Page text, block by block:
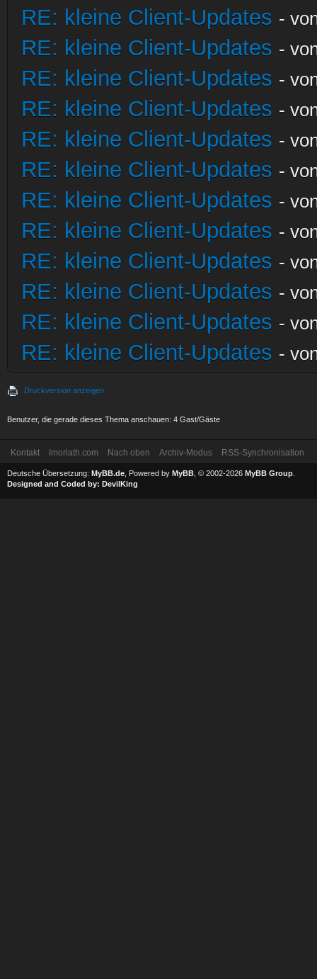
RE: kleine Client-Updates -
RE: kleine Client-Updates -
RE: kleine Client-Updates -
RE: kleine Client-Updates -
RE: kleine Client-Updates -
RE: kleine Client-Updates -
RE: kleine Client-Updates -
RE: kleine Client-Updates -
RE: kleine Client-Updates -
RE: kleine Client-Updates -
RE: kleine Client-Updates -
RE: kleine Client-Updates -
Druckversion anzeigen
Benutzer, die gerade dieses Thema anschauen: 4 Gast/Gäste
Kontakt Imoriath.com Nach oben Archiv-Modus RSS-Synchronisation
Deutsche Übersetzung: MyBB.de , Powered by MyBB , © 2002-2026 MyBB Group
Designed and Coded by: DevilKing